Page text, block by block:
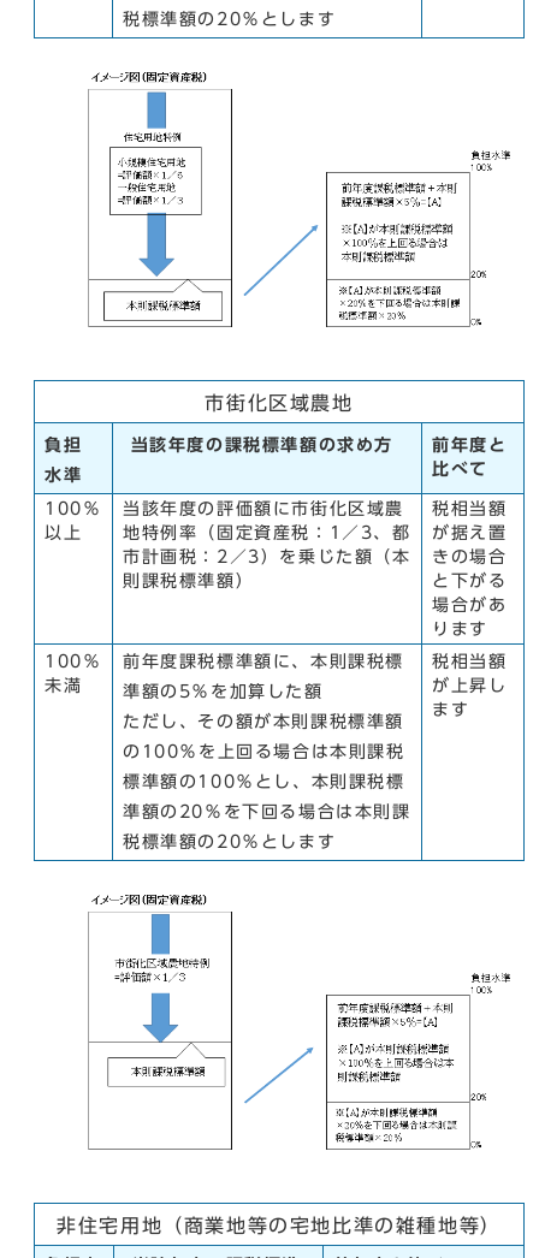
税標準額の20％とします
市街化区域農地
負担
水準
当該年度の課税標準額の求め方
前年度と
比べて
100％
以上
当該年度の評価額に市街化区域農
地特例率（固定資産税：1／3、都
市計画税：2／3）を乗じた額（本
則課税標準額）
税相当額
が据え置
きの場合
と下がる
場合があ
ります
100％
未満
前年度課税標準額に、本則課税標
準額の5％を加算した額
ただし、その額が本則課税標準額
の100％を上回る場合は本則課税
標準額の100％とし、本則課税標
準額の20％を下回る場合は本則課
税標準額の20％とします
税相当額
が上昇し
ます
非住宅用地（商業地等の宅地比準の雑種地等）